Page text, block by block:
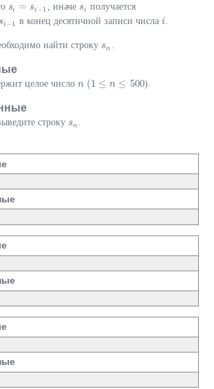
si = si −1
si=si−1 , иначе si
si получается
si −1
si−1 в конец десятичной записи числа i
i.
найти строку sn
sn .
целое число n (1 ≤ n ≤ 500
n (1≤ n≤ 500 ).
строку sn
sn .